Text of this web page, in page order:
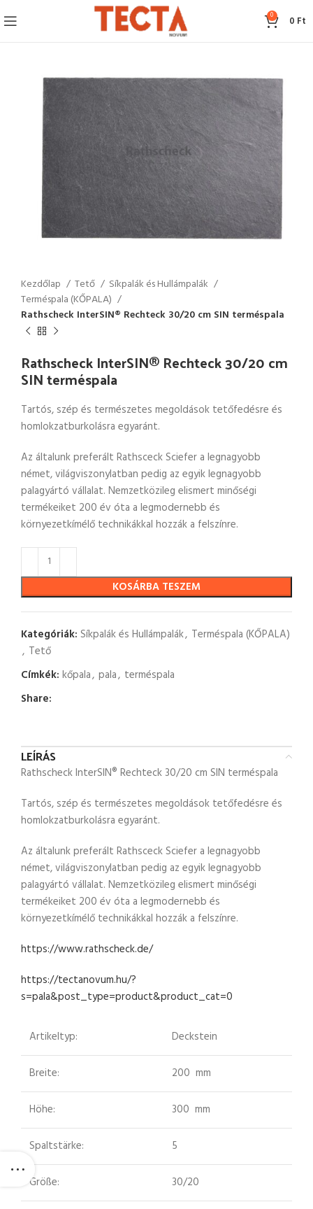
0 0 Ft
Kezdőlap Tető
Síkpalák és Hullámpalák
Terméspala (KŐPALA)
Rathscheck InterSIN® Rechteck 30/20 cm SIN terméspala
Rathscheck InterSIN® Rechteck 30/20 cm
SIN terméspala
Tartós, szép és természetes megoldások tetőfedésre és
homlokzatburkolásra egyaránt.
Az általunk preferált Rathsceck Sciefer a legnagyobb
német, világviszonylatban pedig az egyik legnagyobb
palagyártó vállalat. Nemzetközileg elismert minőségi
termékeiket 200 év óta a legmodernebb és
környezetkímélő technikákkal hozzák a felszínre.
KOSÁRBA TESZEM
Kategóriák: Síkpalák és Hullámpalák, Terméspala (KŐPALA)
, Tető
Címkék: kőpala, pala, terméspala
Share:
LEÍRÁS
Rathscheck InterSIN® Rechteck 30/20 cm SIN terméspala
Tartós, szép és természetes megoldások tetőfedésre és
homlokzatburkolásra egyaránt.
Az általunk preferált Rathsceck Sciefer a legnagyobb
német, világviszonylatban pedig az egyik legnagyobb
palagyártó vállalat. Nemzetközileg elismert minőségi
termékeiket 200 év óta a legmodernebb és
környezetkímélő technikákkal hozzák a felszínre.
https://www.rathscheck.de/
https://tectanovum.hu/?
s=pala&post_type=product&product_cat=0
Artikeltyp: Deckstein
Breite: 200 mm
Höhe: 300 mm
Spaltstärke: 5
Größe: 30/20